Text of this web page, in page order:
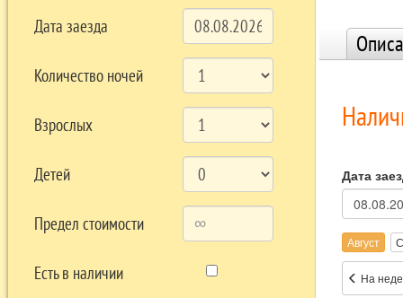
Дата заезда
Количество ночей
Взрослых
Детей
Предел стоимости
Есть в наличии
Дата
Август
На